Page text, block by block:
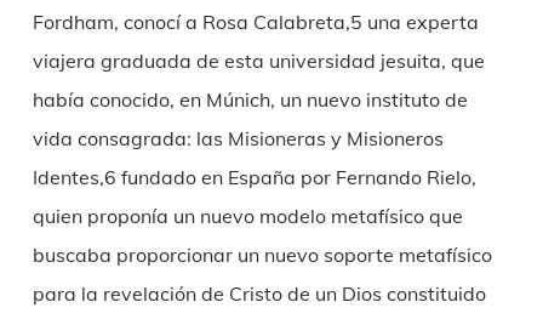
Fordham, conocí a Rosa Calabreta,5 una experta
viajera graduada de esta universidad jesuita, que
había conocido, en Múnich, un nuevo instituto de
vida consagrada: las Misioneras y Misioneros
Identes,6 fundado en España por Fernando Rielo,
quien proponía un nuevo modelo metafísico que
buscaba proporcionar un nuevo soporte metafísico
para la revelación de Cristo de un Dios constituido